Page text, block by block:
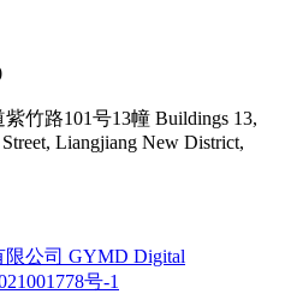
竹路101号13幢 Buildings 13,
Liangjiang New District,
公司 GYMD Digital
号-1